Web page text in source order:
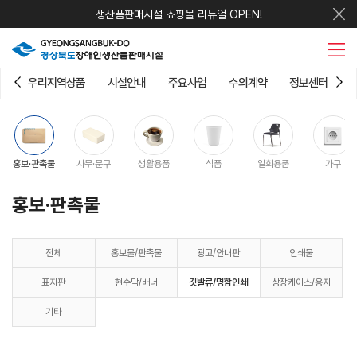
생산품판매시설 쇼핑몰 리뉴얼 OPEN!
우리지역상품 시설안내 주요사업 수의계약 정보센터
홍보·판촉물 사무·문구 생활용품 식품 일회용품 가구
홍보·판촉물
전체 홍보물/판촉물 광고/안내판 인쇄물
표지판 현수막/배너 깃발류/명함인쇄 상장케이스/용지
기타